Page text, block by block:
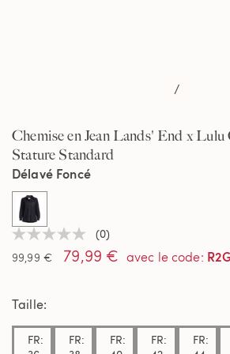
/
Chemise en Jean Lands' End x Lulu
Stature Standard
Aucune
valeur
de
sur
même
page.
(0)
99,99 €
79,99 € avec le code:
Délavé Foncé
selected
Taille
FR:
FR:
FR:
FR:
FR: